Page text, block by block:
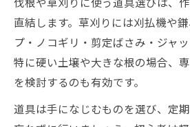
直結します。草刈りには刈払機や
プ・ノコギリ・剪定ばさみ・ジャッ
特に硬い土壌や大きな根の場合、
を検討するのも有効です。
道具は手になじむものを選び、定